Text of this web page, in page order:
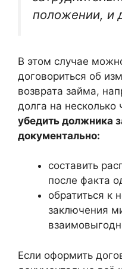
положении, и
В этом случае
договориться об
возврата займа,
долга на несколько
убедить должника
документально:
составить
после факта
обратиться к
заключения
Если оформить